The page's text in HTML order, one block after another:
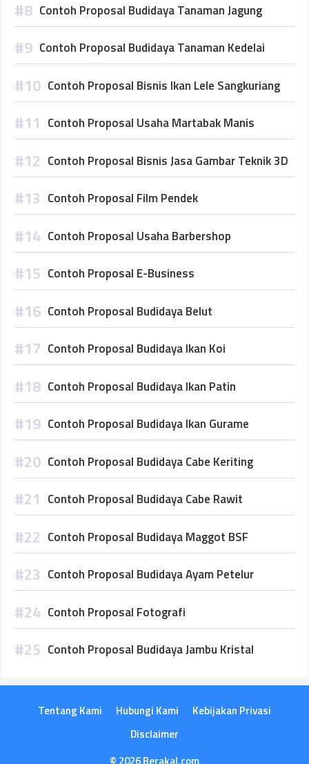
Contoh Proposal Budidaya Tanaman Jagung
Contoh Proposal Budidaya Tanaman Kedelai
Contoh Proposal Bisnis Ikan Lele Sangkuriang
Contoh Proposal Usaha Martabak Manis
Contoh Proposal Bisnis Jasa Gambar Teknik 3D
Contoh Proposal Film Pendek
Contoh Proposal Usaha Barbershop
Contoh Proposal E-Business
Contoh Proposal Budidaya Belut
Contoh Proposal Budidaya Ikan Koi
Contoh Proposal Budidaya Ikan Patin
Contoh Proposal Budidaya Ikan Gurame
Contoh Proposal Budidaya Cabe Keriting
Contoh Proposal Budidaya Cabe Rawit
Contoh Proposal Budidaya Maggot BSF
Contoh Proposal Budidaya Ayam Petelur
Contoh Proposal Fotografi
Contoh Proposal Budidaya Jambu Kristal
Tentang Kami Hubungi Kami
Kebijakan Privasi
Disclaimer